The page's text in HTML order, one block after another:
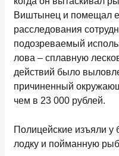
Виштынец и помещал
расследования
подозреваемый
лова – сплавную
действий было
причиненный
чем в 23 000 рублей.
Полицейские изъяли у
лодку и пойманную